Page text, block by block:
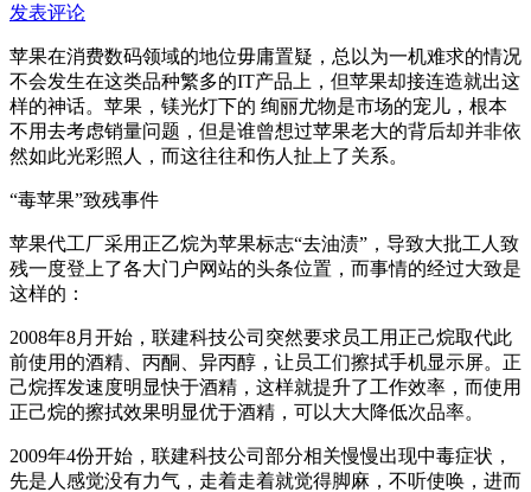
发表评论
苹果在消费数码领域的地位毋庸置疑，总以为一机难求的情况
不会发生在这类品种繁多的IT产品上，但苹果却接连造就出这
样的神话。苹果，镁光灯下的 绚丽尤物是市场的宠儿，根本
不用去考虑销量问题，但是谁曾想过苹果老大的背后却并非依
然如此光彩照人，而这往往和伤人扯上了关系。
“毒苹果”致残事件
苹果代工厂采用正乙烷为苹果标志“去油渍”，导致大批工人致
残一度登上了各大门户网站的头条位置，而事情的经过大致是
这样的：
2008年8月开始，联建科技公司突然要求员工用正己烷取代此
前使用的酒精、丙酮、异丙醇，让员工们擦拭手机显示屏。正
己烷挥发速度明显快于酒精，这样就提升了工作效率，而使用
正己烷的擦拭效果明显优于酒精，可以大大降低次品率。
2009年4份开始，联建科技公司部分相关慢慢出现中毒症状，
先是人感觉没有力气，走着走着就觉得脚麻，不听使唤，进而